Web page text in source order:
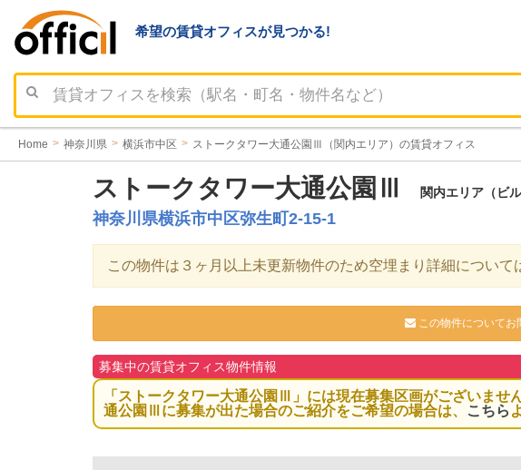
希望の賃貸オフィスが見つかる!
Home 神奈川県 横浜市中区 ストークタワー大通公園Ⅲ（関内エリア）の賃貸オフィス
ストークタワー大通公園Ⅲ 関内エリア（ビ
神奈川県横浜市中区弥生町2-15-1
この物件は３ヶ月以上未更新物件のため空埋まり詳細について
この物件についてお
募集中の賃貸オフィス物件情報
「ストークタワー大通公園Ⅲ」には現在募集区画がございま
通公園Ⅲに募集が出た場合のご紹介をご希望の場合は、
こちら